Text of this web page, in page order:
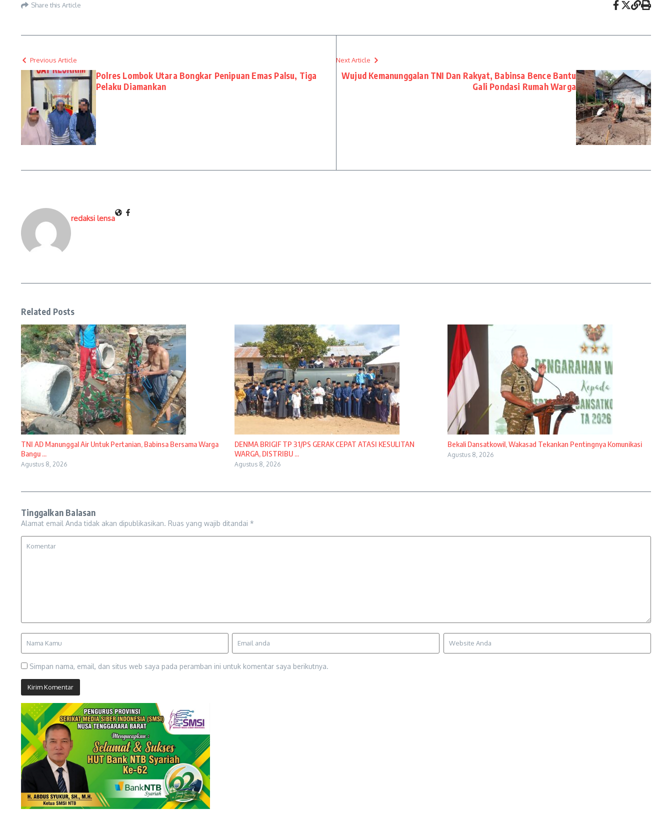
Share this Article
Previous Article
Polres Lombok Utara Bongkar Penipuan Emas Palsu, Tiga
Pelaku Diamankan
Next Article
Wujud Kemanunggalan TNI Dan Rakyat, Babinsa Bence Bantu
Gali Pondasi Rumah Warga
redaksi lensa
Related Posts
TNI AD Manunggal Air Untuk Pertanian, Babinsa Bersama Warga
Bangu ...
Agustus 8, 2026
DENMA BRIGIF TP 31/PS GERAK CEPAT ATASI KESULITAN
WARGA, DISTRIBU ...
Agustus 8, 2026
Bekali Dansatkowil, Wakasad Tekankan Pentingnya Komunikasi
Agustus 8, 2026
Tinggalkan Balasan
Alamat email Anda tidak akan dipublikasikan. Ruas yang wajib ditandai *
Simpan nama, email, dan situs web saya pada peramban ini untuk komentar saya berikutnya.